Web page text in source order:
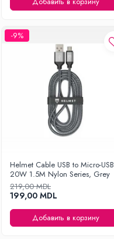
Уход за одеждой
Отпариватель для одежды
-9%
Helmet Cable USB to Micro-USB
20W 1.5M Nylon Series, Grey
219,00 MDL
199,00 MDL
Добавить в корзину